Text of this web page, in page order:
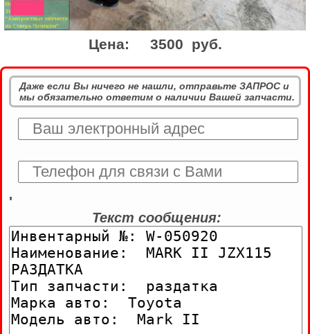
Цена: 3500 руб.
Даже если Вы ничего не нашли, отправьте ЗАПРОС и
мы обязательно ответим о наличии Вашей запчасти.
'
Текст сообщения: